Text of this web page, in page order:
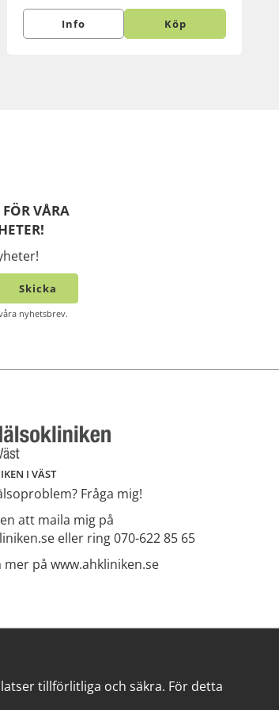
Info Köp
VÅRA
Skicka
nyhetsbrev.
I VÄST
Fråga mig!
att maila mig på
eller ring 070-622 85 65
mer på www.ahkliniken.se
tillförlitliga och säkra. För detta